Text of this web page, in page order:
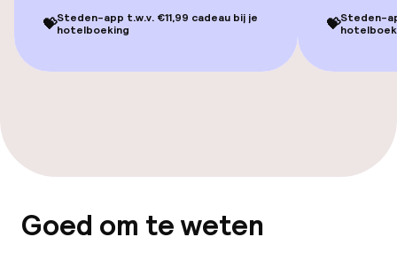
Kamers
Gratis wifi
TV lounge
💝Steden-app t.w.v. €11,99 cadeau bij je
hotelboeking
💝Steden-
Goed om te weten